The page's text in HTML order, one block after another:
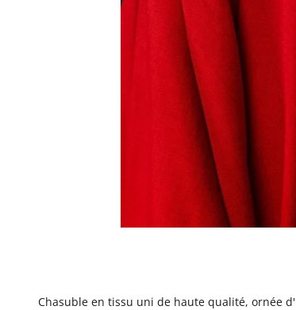
Chasuble en tissu uni de haute qualité, ornée